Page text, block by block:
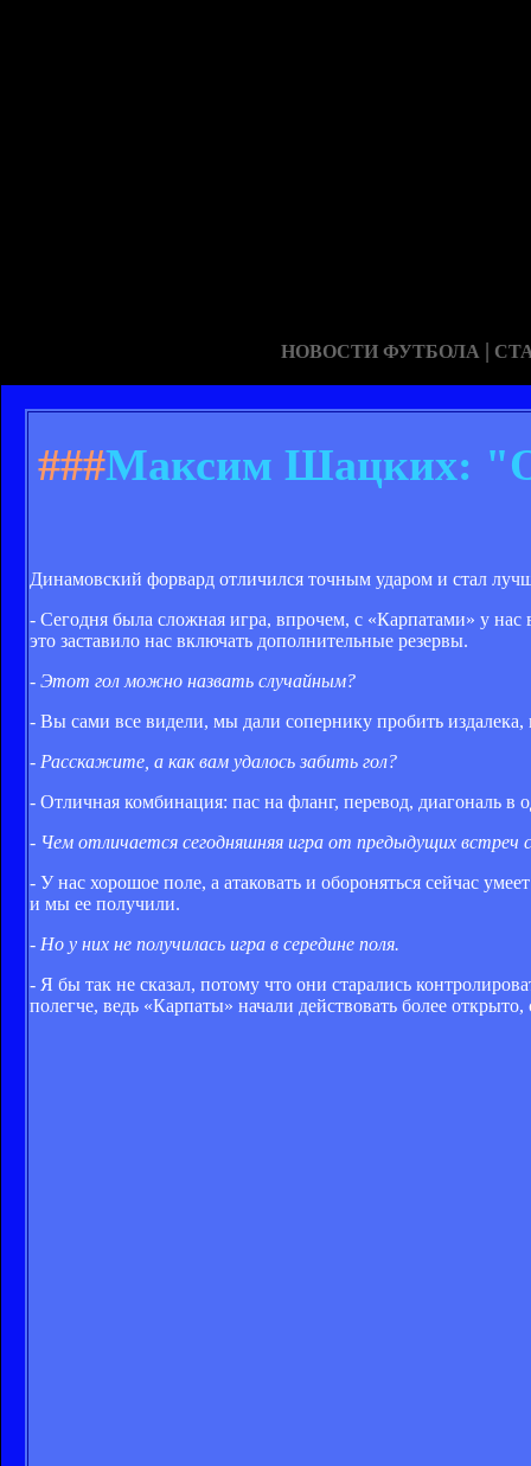
НОВОСТИ ФУТБОЛА |
###Максим Шацких:
Динамовский форвард отличился точным ударом и стал
- Сегодня была сложная игра, впрочем, с «Карпатами» у
это заставило нас включать дополнительные резервы.
- Этот гол можно назвать случайным?
- Вы сами все видели, мы дали сопернику пробить издалека,
- Расскажите, а как вам удалось забить гол?
- Отличная комбинация: пас на фланг, перевод, диагональ в
- Чем отличается сегодняшняя игра от предыдущих встреч
- У нас хорошое поле, а атаковать и обороняться сейчас
и мы ее получили.
- Но у них не получилась игра в середине поля.
- Я бы так не сказал, потому что они старались
полегче, ведь «Карпаты» начали действовать более